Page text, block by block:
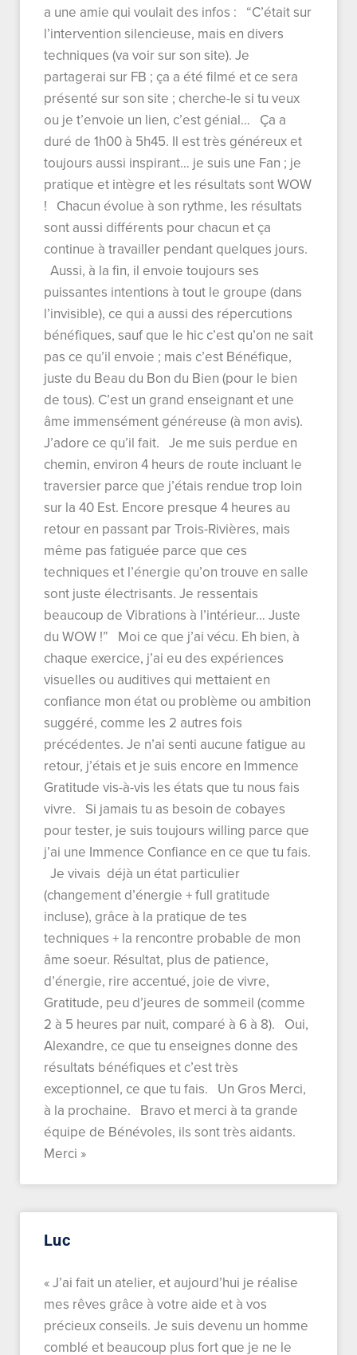
a une amie qui voulait des infos : “C’était sur
l’intervention silencieuse, mais en divers
techniques (va voir sur son site). Je
partagerai sur FB ; ça a été filmé et ce sera
présenté sur son site ; cherche-le si tu veux
ou je t’envoie un lien, c’est génial… Ça a
duré de 1h00 à 5h45. Il est très généreux et
toujours aussi inspirant… je suis une Fan ; je
pratique et intègre et les résultats sont WOW
! Chacun évolue à son rythme, les résultats
sont aussi différents pour chacun et ça
continue à travailler pendant quelques jours.
Aussi, à la fin, il envoie toujours ses
puissantes intentions à tout le groupe (dans
l’invisible), ce qui a aussi des répercutions
bénéfiques, sauf que le hic c’est qu’on ne sait
pas ce qu’il envoie ; mais c’est Bénéfique,
juste du Beau du Bon du Bien (pour le bien
de tous). C’est un grand enseignant et une
âme immensément généreuse (à mon avis).
J’adore ce qu’il fait. Je me suis perdue en
chemin, environ 4 heurs de route incluant le
traversier parce que j’étais rendue trop loin
sur la 40 Est. Encore presque 4 heures au
retour en passant par Trois-Rivières, mais
même pas fatiguée parce que ces
techniques et l’énergie qu’on trouve en salle
sont juste électrisants. Je ressentais
beaucoup de Vibrations à l’intérieur… Juste
du WOW !” Moi ce que j’ai vécu. Eh bien, à
chaque exercice, j’ai eu des expériences
visuelles ou auditives qui mettaient en
confiance mon état ou problème ou ambition
suggéré, comme les 2 autres fois
précédentes. Je n’ai senti aucune fatigue au
retour, j’étais et je suis encore en Immence
Gratitude vis-à-vis les états que tu nous fais
vivre. Si jamais tu as besoin de cobayes
pour tester, je suis toujours willing parce que
j’ai une Immence Confiance en ce que tu fais.
Je vivais déjà un état particulier
(changement d’énergie + full gratitude
incluse), grâce à la pratique de tes
techniques + la rencontre probable de mon
âme soeur. Résultat, plus de patience,
d’énergie, rire accentué, joie de vivre,
Gratitude, peu d’jeures de sommeil (comme
2 à 5 heures par nuit, comparé à 6 à 8). Oui,
Alexandre, ce que tu enseignes donne des
résultats bénéfiques et c’est très
exceptionnel, ce que tu fais. Un Gros Merci,
à la prochaine. Bravo et merci à ta grande
équipe de Bénévoles, ils sont très aidants.
Merci »
Luc
« J’ai fait un atelier, et aujourd’hui je réalise
mes rêves grâce à votre aide et à vos
précieux conseils. Je suis devenu un homme
comblé et beaucoup plus fort que je ne le